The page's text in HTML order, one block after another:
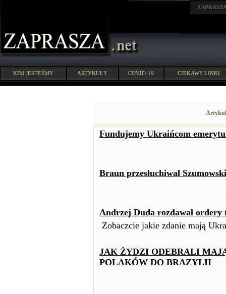
KIM JESTEŚMY ARTYKUŁY COVID-19 CIEKAWE LINKI
Fundujemy Ukraińcom
Braun przesłuchiwał
Andrzej Duda rozdawał
Zobaczcie jakie zdanie mają
JAK ŻYDZI ODEBRALI
POLAKÓW DO BRAZYLII